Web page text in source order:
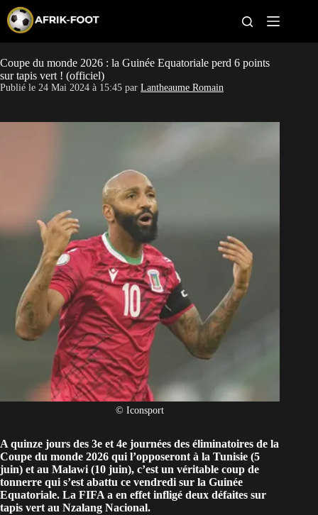
p
o
c
o
t
CAN féminine
Classement
Paris sportifs
Coupe du monde 2026 : la Guinée Equatoriale perd 6 points
sur tapis vert ! (officiel)
Publié le 24 Mai 2024 à 15:45 par Lantheaume Romain
© Iconsport
A quinze jours des 3e et 4e journées des éliminatoires de la
Coupe du monde 2026 qui l’opposeront à la Tunisie (5
juin) et au Malawi (10 juin), c’est un véritable coup de
tonnerre qui s’est abattu ce vendredi sur la Guinée
Equatoriale. La FIFA a en effet infligé deux défaites sur
tapis vert au Nzalang Nacional.